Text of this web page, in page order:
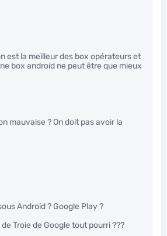
est la meilleur des box opérateurs et
box android ne peut être que mieux
mauvaise ? On doit pas avoir la
Android ? Google Play ?
Troie de Google tout pourri ???